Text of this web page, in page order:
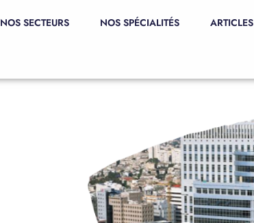
NOS SECTEURS NOS SPÉCIALITÉS ARTICLES